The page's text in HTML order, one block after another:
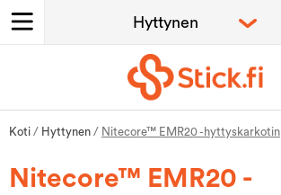
Koti / Hyttynen / Nitecore™ EMR20 -hyttyskarkotin
Nitecore™ EMR20 -